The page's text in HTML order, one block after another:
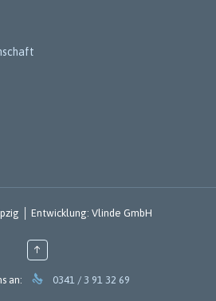
│ Entwicklung: Vlinde GmbH
↑
an:  0341 / 3 91 32 69